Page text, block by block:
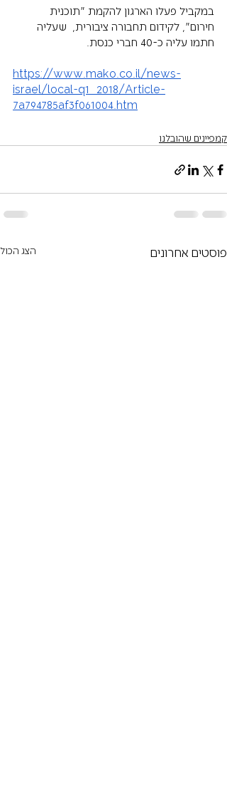
במקביל פעלו הארגון להקמת "תוכנית
חירום", לקידום תחבורה ציבורית,  שעליה
חתמו עליה כ-40 חברי כנסת.
https://www.mako.co.il/news-
israel/local-q1_2018/Article-
7a794785af3f061004.htm
קמפיינים שהובלנו
פוסטים אחרונים הצג הכול